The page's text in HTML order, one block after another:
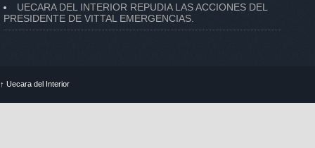
UECARA DEL INTERIOR REPUDIA LAS ACCIONES DEL
PRESIDENTE DE VITTAL EMERGENCIAS.
↑ Uecara del Interior